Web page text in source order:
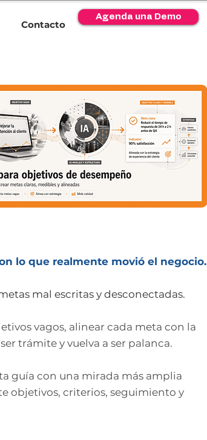
Contacto
Agenda una Demo
lo que realmente movió el negocio.
mal escritas y desconectadas.
vagos, alinear cada meta con la
trámite y vuelva a ser palanca.
guía con una mirada más amplia
objetivos, criterios, seguimiento y